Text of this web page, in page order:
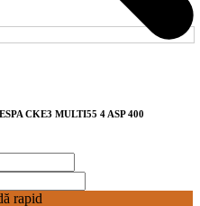
CKE3 MULTI55 4 ASP 400
rapid